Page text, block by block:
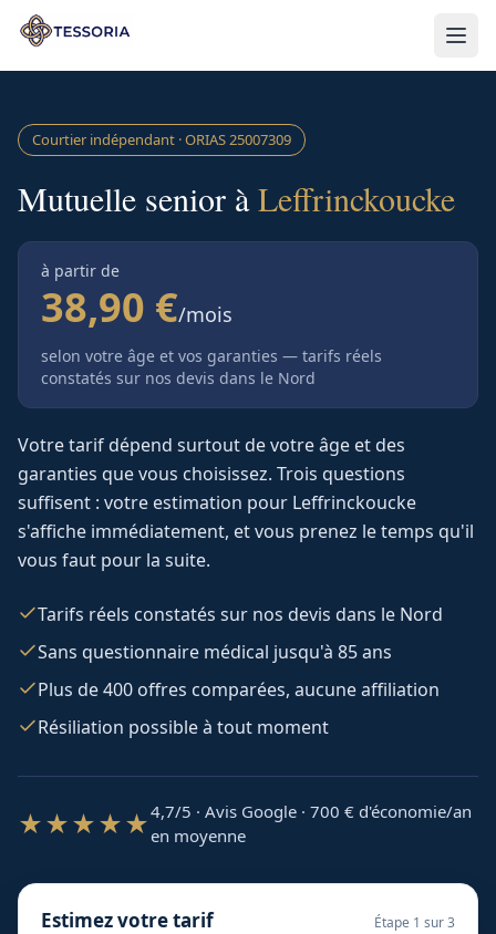
Aller au contenu principal
Courtier indépendant · ORIAS25007309
Mutuelle senior àLeffrinckoucke
à partir de
38,90 €/mois
selon votre âge et vos garanties — tarifs réels
constatés sur nos devis dans le Nord
Votre tarif dépend surtout de votre âge et des
garanties que vous choisissez. Trois questions
suffisent : votre estimation pour Leffrinckoucke
s'affiche immédiatement, et vous prenez le temps qu'il
vous faut pour la suite.
Tarifs réels constatés sur nos devis dans le Nord
Sans questionnaire médical jusqu'à 85 ans
Plus de 400 offres comparées, aucune affiliation
Résiliation possible à tout moment
★★★★★4,7/5 · Avis Google · 700 € d'économie/an
en moyenne
Estimez votre tarif Étape 1 sur 3